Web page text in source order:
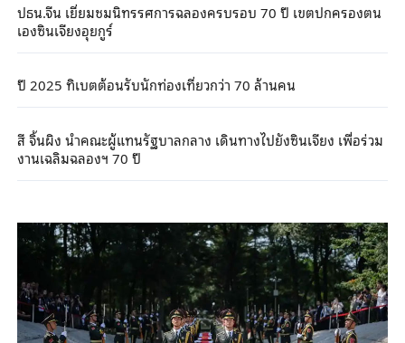
ปธน.จีน เยี่ยมชมนิทรรศการฉลองครบรอบ 70 ปี เขตปกครองตน
เองซินเจียงอุยกูร์
ปี 2025 ทิเบตต้อนรับนักท่องเที่ยวกว่า 70 ล้านคน
สี จิ้นผิง นำคณะผู้แทนรัฐบาลกลาง เดินทางไปยังซินเจียง เพื่อร่วม
งานเฉลิมฉลองฯ 70 ปี